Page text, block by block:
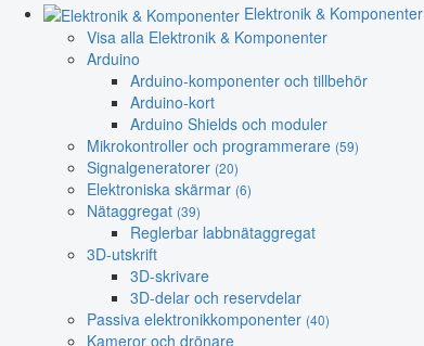
Elektronik & Komponenter
Visa alla Elektronik & Komponenter
Arduino
Arduino-komponenter och tillbehör
Arduino-kort
Arduino Shields och moduler
Mikrokontroller och programmerare (59)
Signalgeneratorer (20)
Elektroniska skärmar (6)
Nätaggregat (39)
Reglerbar labbnätaggregat
3D-utskrift
3D-skrivare
3D-delar och reservdelar
Passiva elektronikkomponenter (40)
Kameror och drönare